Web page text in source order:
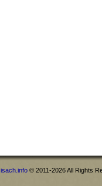
isach.info © 2011-2026 All Rights